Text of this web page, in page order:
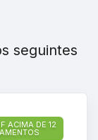
seguintes
ACIMA DE 12